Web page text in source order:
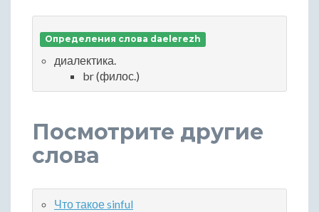
Определения слова daelerezh
диалектика.
br (филос.)
Посмотрите другие
слова
Что такое sinful